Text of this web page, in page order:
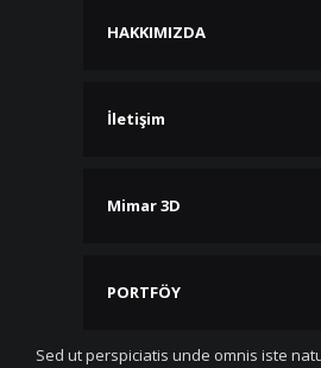
HAKKIMIZDA
İletişim
Mimar 3D
PORTFÖY
Sed ut perspiciatis unde omnis iste